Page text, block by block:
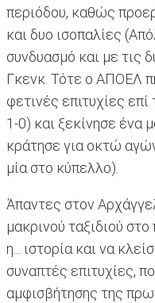
περιόδου, καθώς
και δυο ισοπαλίες
συνδυασμό και με τις
Γκενκ. Τότε ο ΑΠΟΕΛ
φετινές επιτυχίες
1-0) και ξεκίνησε ένα
κράτησε για οκτώ
μία στο κύπελλο).
Άπαντες στον
μακρινού ταξιδιού
η... ιστορία και να
συναπτές επιτυχίες,
αμφισβήτησης της